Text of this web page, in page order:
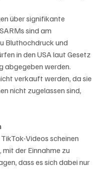
über signifikante
sind am
Bluthochdruck und
in den USA laut Gesetz
abgegeben werden.
verkauft werden, da sie
nicht zugelassen sind,
Videos scheinen
der Einnahme zu
dass es sich dabei nur